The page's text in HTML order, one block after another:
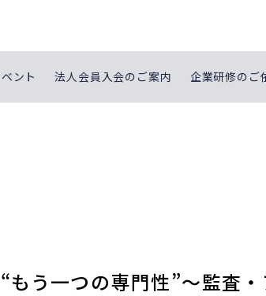
ント 法人会員入会のご案内 企業研修のご
う一つの専門性”～監査